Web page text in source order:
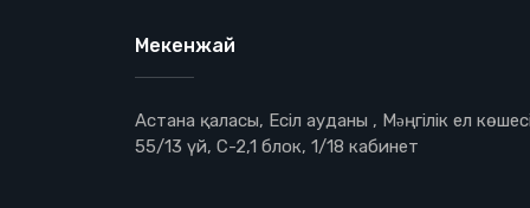
Мекенжай
Астана қаласы, Есіл ауданы , Мəңгілік ел
55/13 үй, С-2,1 блок, 1/18 кабинет